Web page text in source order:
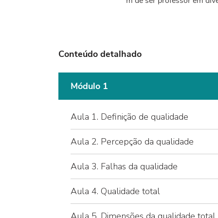
Conteúdo detalhado
Módulo 1
Aula 1. Definição de qualidade
Aula 2. Percepção da qualidade
Aula 3. Falhas da qualidade
Aula 4. Qualidade total